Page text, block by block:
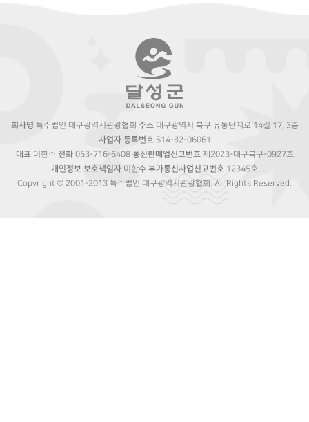
회사명 특수법인 대구광역시관광협회 주소대구광역시 북구 유통단지로 14길 17, 3층
사업자 등록번호514-82-06061
대표이한수 전화053-716-6408 통신판매업신고번호제2023-대구북구-0927호
개인정보 보호책임자 이한수 부가통신사업신고번호 12345호
Copyright © 2001-2013 특수법인 대구광역시관광협회. All Rights Reserved.